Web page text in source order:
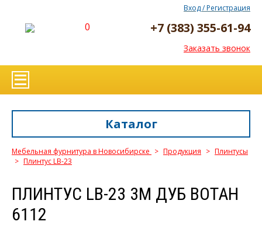
0
Вход / Регистрация
+7 (383) 355-61-94
Заказать звонок
Каталог
Мебельная фурнитура в Новосибирске > Продукция > Плинтусы
> Плинтус LB-23
ПЛИНТУС LB-23 3М ДУБ ВОТАН
6112